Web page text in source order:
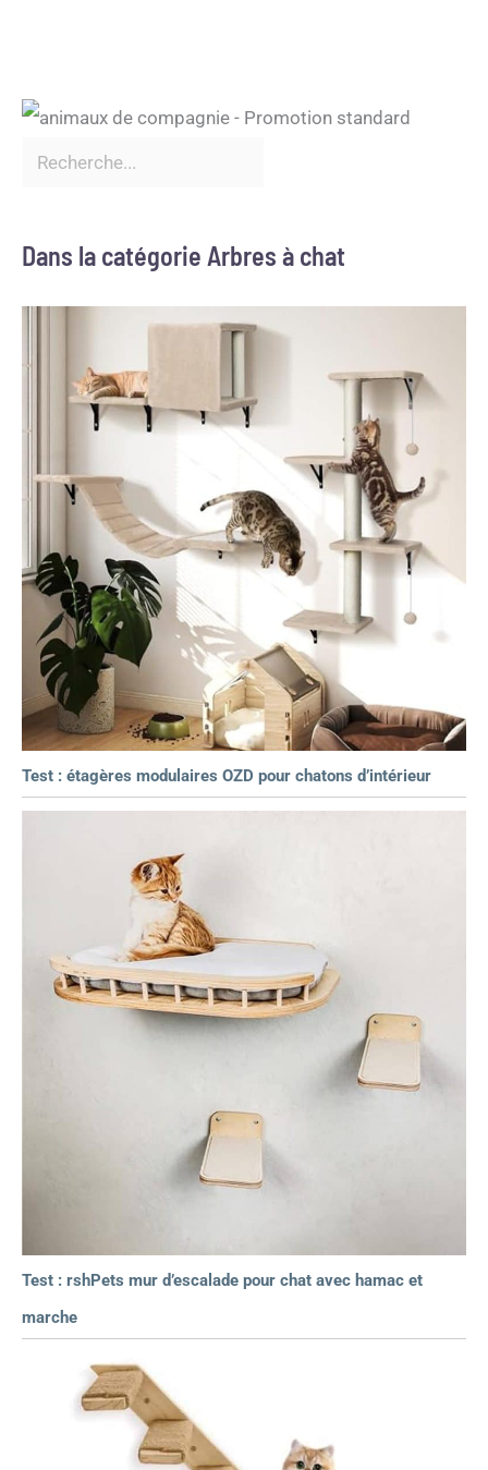
Dans la catégorie Arbres à chat
Test : étagères modulaires OZD pour chatons d’intérieur
Test : rshPets mur d’escalade pour chat avec hamac et
marche